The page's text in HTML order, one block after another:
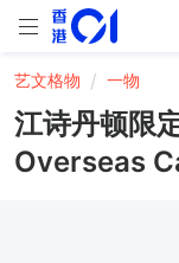
艺文格物 一物
江诗丹顿限
Overseas